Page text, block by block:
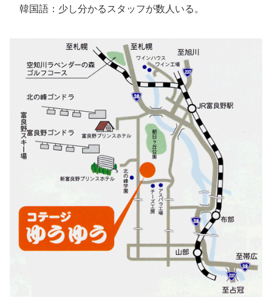
韓国語：少し分かるスタッフが数人いる。